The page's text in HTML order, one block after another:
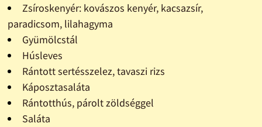
Zsíroskenyér: kovászos kenyér, kacsazsír,
paradicsom, lilahagyma
Gyümölcstál
Húsleves
Rántott sertésszelez, tavaszi rizs
Káposztasaláta
Rántotthús, párolt zöldséggel
Saláta